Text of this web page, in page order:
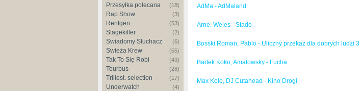
Przesyłka polecana (18)
Rap Show (3)
Rentgen (53)
Stagekiller (2)
Świadomy Słuchacz (6)
Świeża Krew (55)
Tak To Się Robi (43)
Tourbus (28)
Trillest. selection (17)
Underwatch (4)
AdMa - AdMaland
Arne, Weles - Stado
Bosski Roman, Pablo - Uliczny przekaz dla dobrych ludzi 3
Bartek Koko, Amatowsky - Fucha
Max Kolo, DJ Cutahead - Kino Drogi